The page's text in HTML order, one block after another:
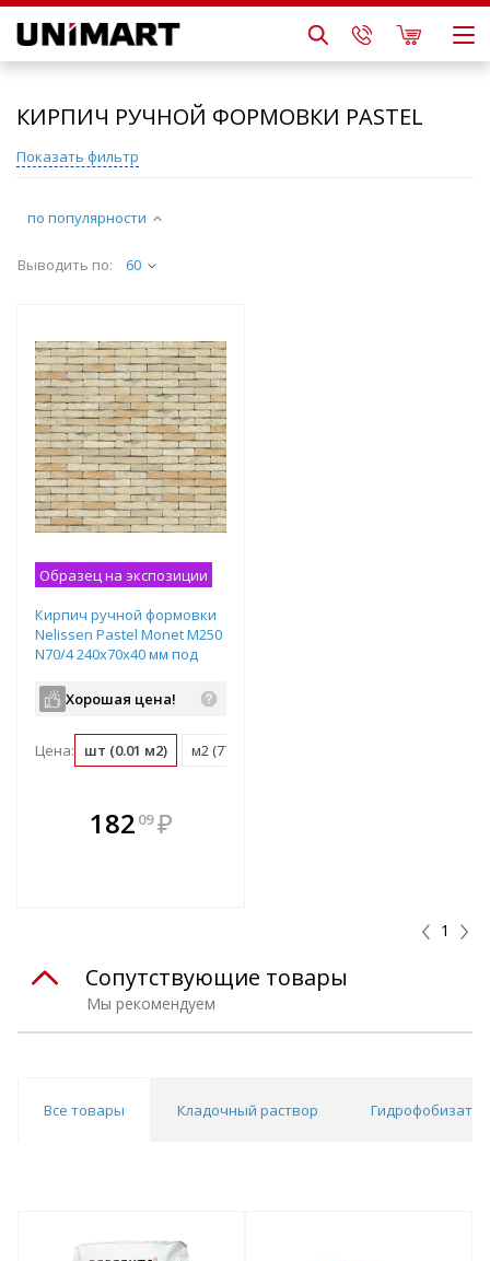
КИРПИЧ РУЧНОЙ ФОРМОВКИ PASTEL
по популярности
Выводить по: 60
Образец на экспозиции
Кирпич ручной формовки
Nelissen Pastel Monet М250
N70/4 240х70х40 мм под
Хорошая цена!
Цена: шт (0.01 м2) м2 (77 шт)
182 09 ₽
1
Показать фильтр
Мы рекомендуем
Сопутствующие товары
Все товары Кладочный раствор